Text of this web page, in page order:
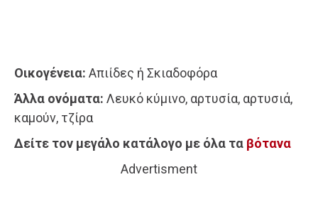
Οικογένεια: Απιίδες ή Σκιαδοφόρα
Άλλα ονόματα: Λευκό κύμινο, αρτυσία, αρτυσιά,
καμούν, τζίρα
Δείτε τον μεγάλο κατάλογο με όλα τα βότανα
Advertisment